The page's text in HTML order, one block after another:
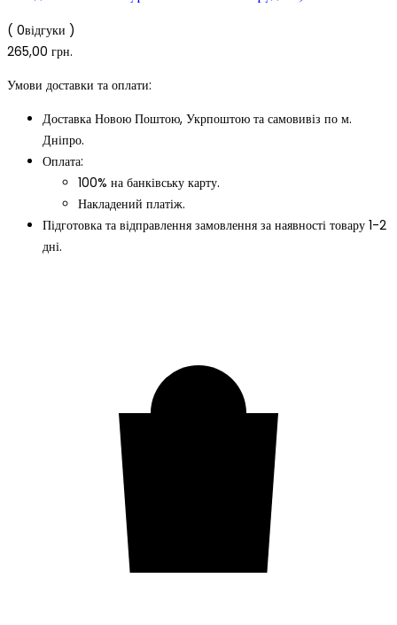
( 0відгуки )
265,00 грн.
Умови доставки та оплати:
Доставка Новою Поштою, Укрпоштою та самовивіз по м.
Дніпро.
Оплата:
100% на банківську карту.
Накладений платіж.
Підготовка та відправлення замовлення за наявності товару 1-2
дні.